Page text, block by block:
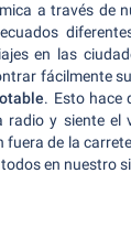
a través de
en las
fácilmente
. Esto hace
radio y siente el
de la
en nuestro